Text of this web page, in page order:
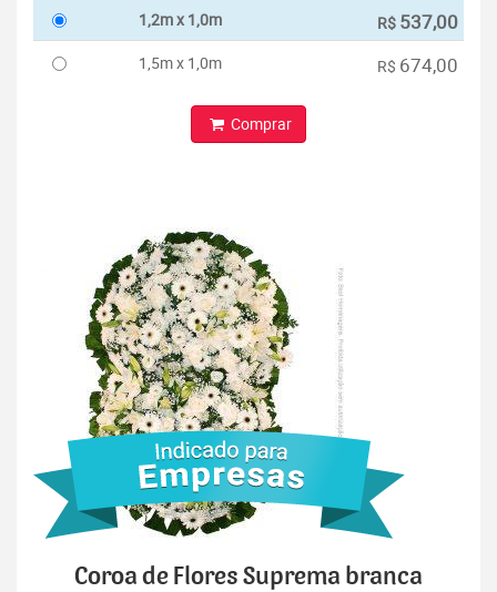
1,2m x 1,0m R$ 537,00
1,5m x 1,0m R$ 674,00
Comprar
Coroa de Flores Suprema branca